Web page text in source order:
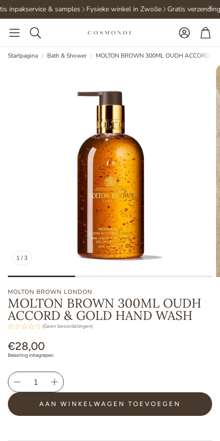
inpakservice & samples Fysieke winkel in Zwolle Gratis
Zoeken
Startpagina Bath & Shower MOLTON BROWN 300ML OUDH ACCORD &
1/3
MOLTON BROWN LONDON
MOLTON BROWN 300ML OUDH
ACCORD & GOLD HAND WASH
(Geen beoordelingen)
Normale
prijs
€28,00
Belasting inbegrepen.
AAN WINKELWAGEN TOEVOEGEN